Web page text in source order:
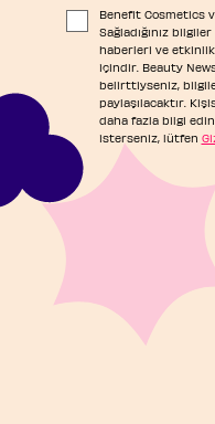
Benefit Cosmetics
Sağladığınız
haberleri ve
içindir. Beauty
belirttiyseniz,
paylaşılacaktır.
daha fazla bilgi
isterseniz, lütfen